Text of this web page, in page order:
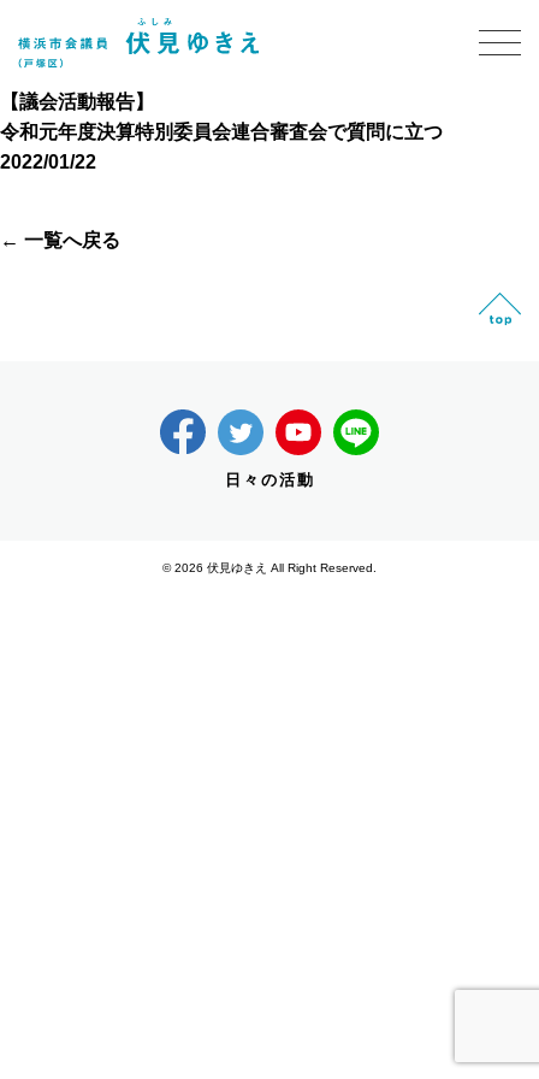
【議会活動報告】
令和元年度決算特別委員会連合審査会で質問に立つ
2022/01/22
← 一覧へ戻る
日々の活動
© 2026 伏見ゆきえ All Right Reserved.